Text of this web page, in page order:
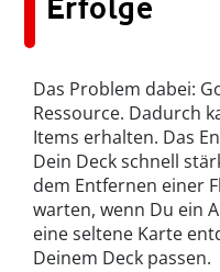
Erfolge
Das Problem dabei:
Ressource. Dadurch
Items erhalten. Das
Dein Deck schnell
dem Entfernen einer
warten, wenn Du ein
eine seltene Karte
Deinem Deck passen.